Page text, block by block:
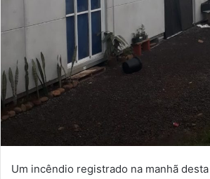
Um incêndio registrado na manhã